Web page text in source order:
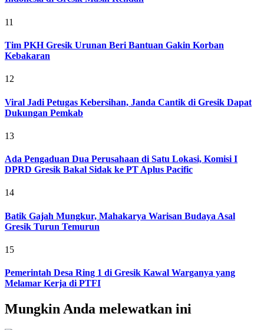
11
Tim PKH Gresik Urunan Beri Bantuan Gakin Korban
Kebakaran
12
Viral Jadi Petugas Kebersihan, Janda Cantik di Gresik Dapat
Dukungan Pemkab
13
Ada Pengaduan Dua Perusahaan di Satu Lokasi, Komisi I
DPRD Gresik Bakal Sidak ke PT Aplus Pacific
14
Batik Gajah Mungkur, Mahakarya Warisan Budaya Asal
Gresik Turun Temurun
15
Pemerintah Desa Ring 1 di Gresik Kawal Warganya yang
Melamar Kerja di PTFI
Mungkin Anda melewatkan ini